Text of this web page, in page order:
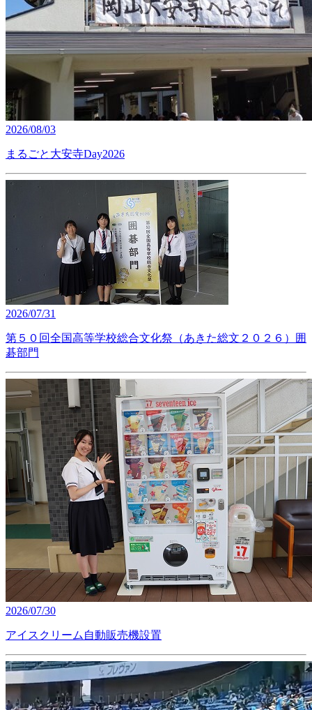
2026/08/03
まるごと大安寺Day2026
2026/07/31
第５０回全国高等学校総合文化祭（あきた総文２０２６）囲
碁部門
2026/07/30
アイスクリーム自動販売機設置